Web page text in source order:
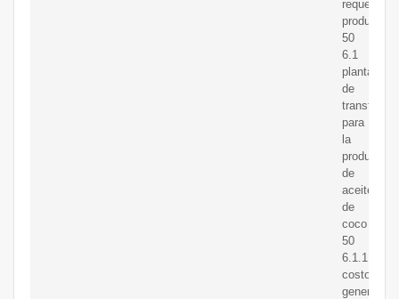
requeridas
productiva
50
6.1
planta
de
para
la
producción
de
aceite
de
coco
50
6.1.1
costos
generados